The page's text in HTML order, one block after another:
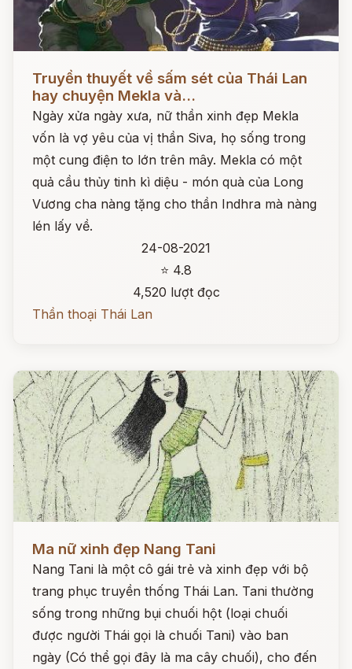
Đọc ngay
Truyền thuyết về sấm sét của Thái Lan
hay chuyện Mekla và...
Ngày xửa ngày xưa, nữ thần xinh đẹp Mekla
vốn là vợ yêu của vị thần Siva, họ sống trong
một cung điện to lớn trên mây. Mekla có một
quả cầu thủy tinh kì diệu - món quà của Long
Vương cha nàng tặng cho thần Indhra mà nàng
lén lấy về.
24-08-2021
⭐ 4.8
4,520 lượt đọc
Thần thoại Thái Lan
Ma nữ xinh đẹp Nang Tani
Nang Tani là một cô gái trẻ và xinh đẹp với bộ
trang phục truyền thống Thái Lan. Tani thường
sống trong những bụi chuối hột (loại chuối
được người Thái gọi là chuối Tani) vào ban
ngày (Có thể gọi đây là ma cây chuối), cho đến